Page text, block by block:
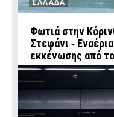
ΕΛΛΑΔΑ
Φωτιά στην
Στεφάνι ‑
εκκένωσης από